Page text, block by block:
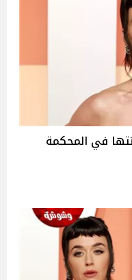
في المحكمة